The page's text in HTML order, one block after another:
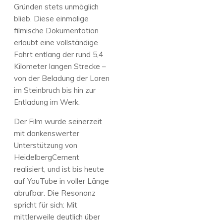
Gründen stets unmöglich
blieb. Diese einmalige
filmische Dokumentation
erlaubt eine vollständige
Fahrt entlang der rund 5,4
Kilometer langen Strecke –
von der Beladung der Loren
im Steinbruch bis hin zur
Entladung im Werk.
Der Film wurde seinerzeit
mit dankenswerter
Unterstützung von
HeidelbergCement
realisiert, und ist bis heute
auf YouTube in voller Länge
abrufbar. Die Resonanz
spricht für sich: Mit
mittlerweile deutlich über